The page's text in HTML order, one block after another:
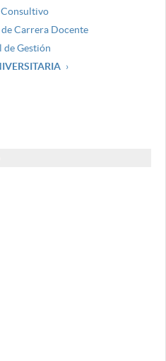
Consultivo
Carrera Docente
de Gestión